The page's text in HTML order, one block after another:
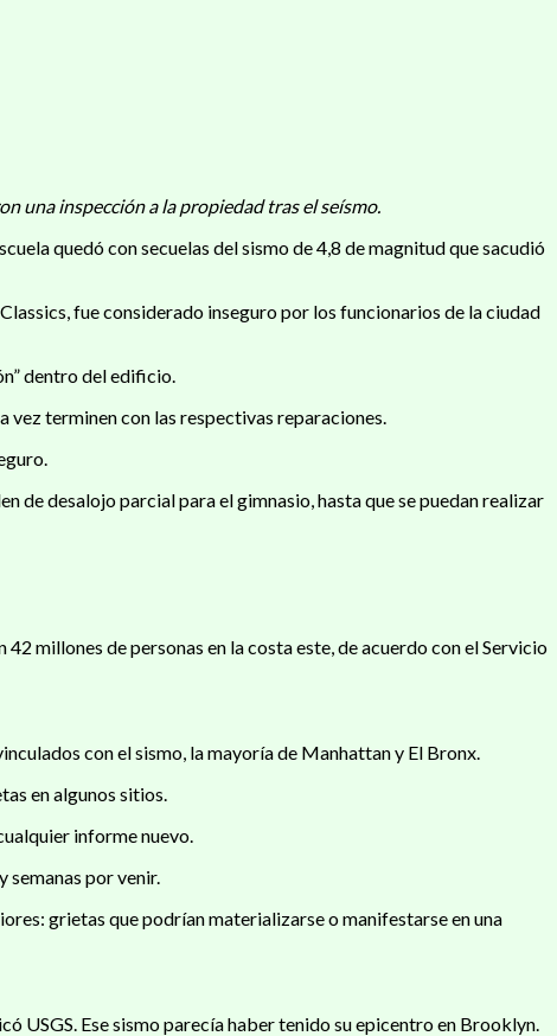
una inspección a la propiedad tras el seísmo.
quedó con secuelas del sismo de 4,8 de magnitud que sacudió
fue considerado inseguro por los funcionarios de la ciudad
dentro del edificio.
vez terminen con las respectivas reparaciones.
de desalojo parcial para el gimnasio, hasta que se puedan realizar
millones de personas en la costa este, de acuerdo con el Servicio
con el sismo, la mayoría de Manhattan y El Bronx.
en algunos sitios.
informe nuevo.
semanas por venir.
grietas que podrían materializarse o manifestarse en una
USGS. Ese sismo parecía haber tenido su epicentro en Brooklyn.